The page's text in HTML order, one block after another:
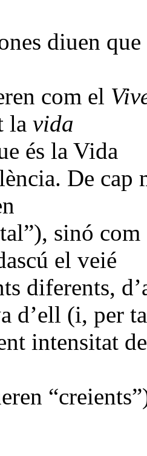
diuen que
com el
la vida
és la Vida
De cap
sinó com
el veié
diferents,
d’ell (i, per
intensitat